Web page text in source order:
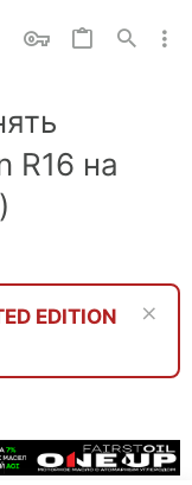
R16 на
EDITION